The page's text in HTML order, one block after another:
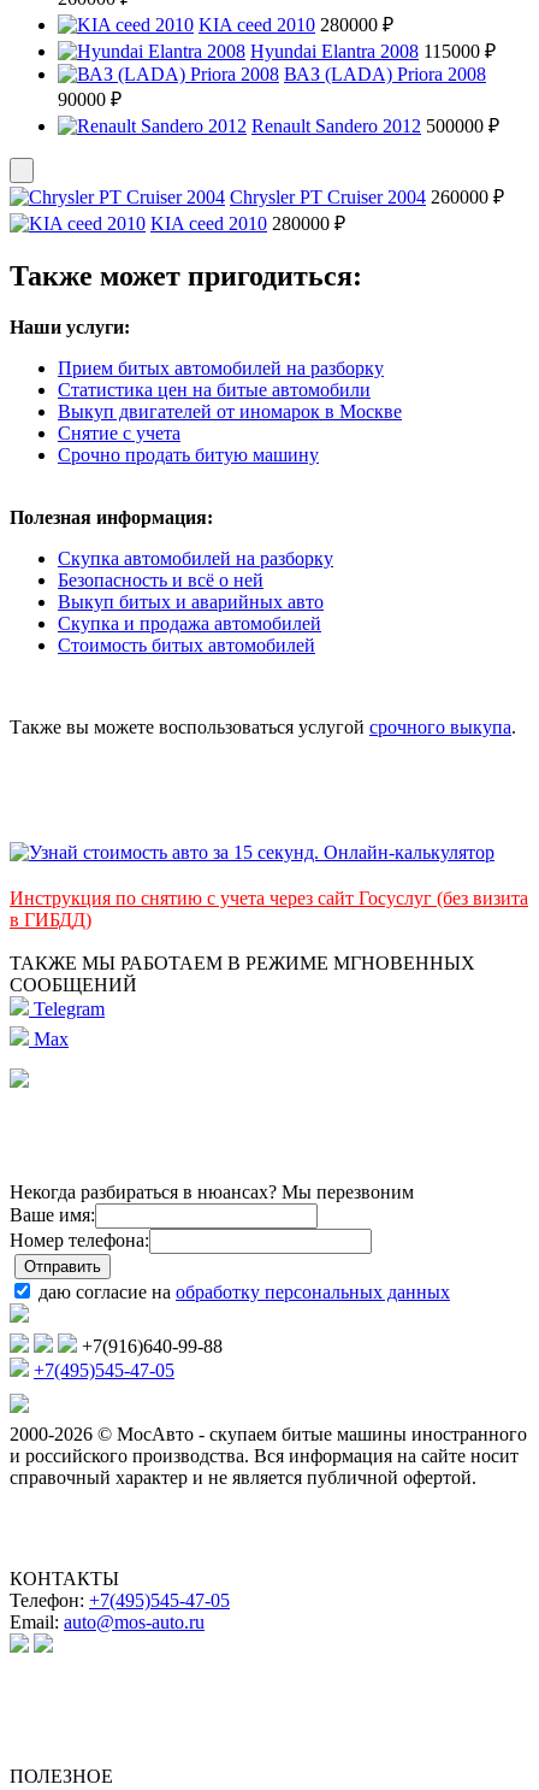
KIA ceed 2010 280000 ₽
Hyundai Elantra 2008 115000 ₽
ВАЗ (LADA) Priora 2008
90000 ₽
Renault Sandero 2012 500000 ₽
Chrysler PT Cruiser 2004 260000 ₽
KIA ceed 2010 280000 ₽
Также может пригодиться:
Наши услуги:
Прием битых автомобилей на разборку
Статистика цен на битые автомобили
Выкуп двигателей от иномарок в Москве
Снятие с учета
Срочно продать битую машину
Полезная информация:
Скупка автомобилей на разборку
Безопасность и всё о ней
Выкуп битых и аварийных авто
Скупка и продажа автомобилей
Стоимость битых автомобилей
Также вы можете воспользоваться услугой срочного выкупа.
Инструкция по снятию с учета через сайт Госуслуг (без визита
в ГИБДД)
ТАКЖЕ МЫ РАБОТАЕМ В РЕЖИМЕ МГНОВЕННЫХ
СООБЩЕНИЙ
Telegram
Max
Некогда разбираться в нюансах? Мы перезвоним
Ваше имя:
Номер телефона:
даю согласие на обработку персональных данных
+7(916)640-99-88
+7(495)545-47-05
2000-2026 © МосАвто - скупаем битые машины иностранного
и российского производства. Вся информация на сайте носит
справочный характер и не является публичной офертой.
КОНТАКТЫ
Телефон: +7(495)545-47-05
Email: auto@mos-auto.ru
ПОЛЕЗНОЕ